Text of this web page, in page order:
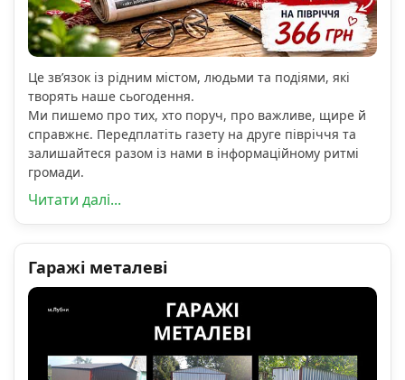
Це зв’язок із рідним містом, людьми та подіями, які
творять наше сьогодення.
Ми пишемо про тих, хто поруч, про важливе, щире й
справжнє. Передплатіть газету на друге півріччя та
залишайтеся разом із нами в інформаційному ритмі
громади.
Читати далі...
Гаражі металеві